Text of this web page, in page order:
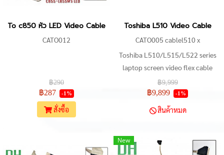
To c850 หัว LED Video Cable
CATO012
฿290
฿287 -1%
สั่งซื้อ
Toshiba L510 Video Cable
CATO005 cablel510 x
Toshiba L510/L515/L522 series
laptop screen video flex cable
6017B0194701
฿9,999
฿9,899 -1%
สินค้าหมด
New